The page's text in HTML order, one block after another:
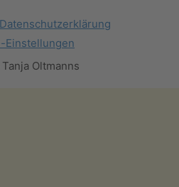
Datenschutzerklärung
Einstellungen
Oltmanns